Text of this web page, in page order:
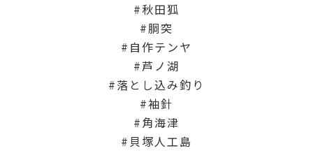
秋田狐
胴突
自作テンヤ
芦ノ湖
落とし込み釣り
袖針
角海津
貝塚人工島